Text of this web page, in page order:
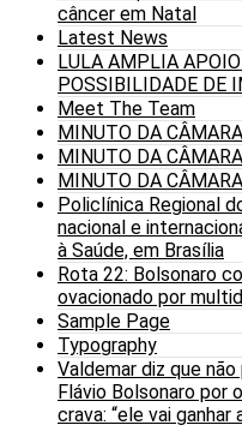
câncer em Natal
Latest News
LULA AMPLIA
POSSIBILIDADE DE
Meet The Team
MINUTO DA
MINUTO DA
MINUTO DA
Policlínica Regional
nacional e
à Saúde, em Brasília
Rota 22: Bolsonaro
ovacionado por
Sample Page
Typography
Valdemar diz que
Flávio Bolsonaro por
crava: “ele vai ganhar